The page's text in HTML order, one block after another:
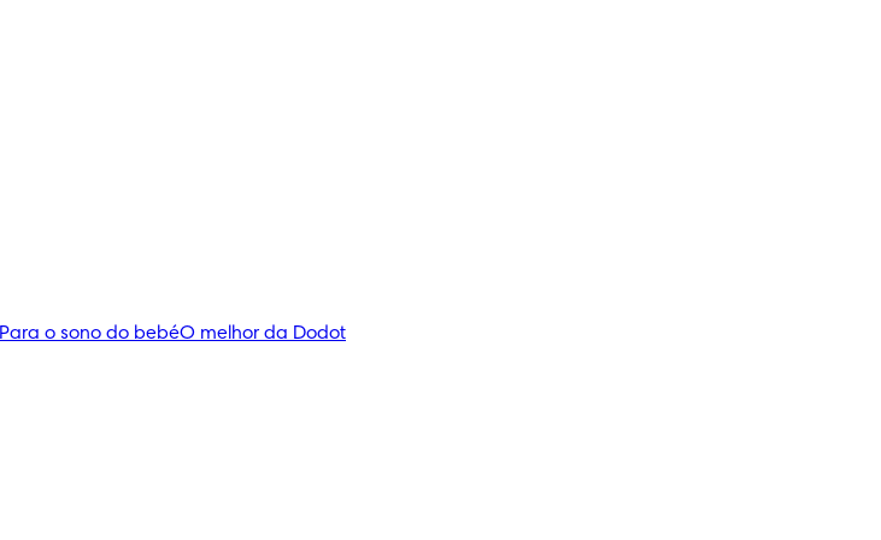
Para o sono do bebéO melhor da Dodot